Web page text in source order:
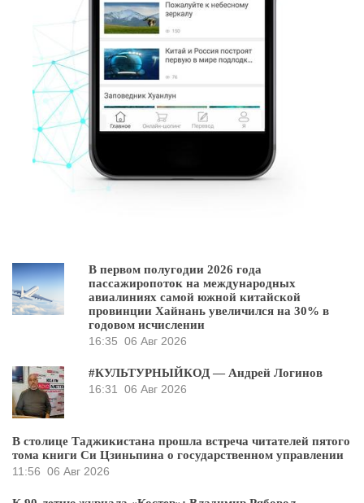
В первом полугодии 2026 года
пассажиропоток на международных
авиалиниях самой южной китайской
провинции Хайнань увеличился на 30% в
годовом исчислении
16:35 06 Авг 2026
#КУЛЬТУРНЫЙКОД — Андрей Логинов
16:31 06 Авг 2026
В столице Таджикистана прошла встреча читателей пятого
тома книги Си Цзиньпина о государственном управлении
11:56 06 Авг 2026